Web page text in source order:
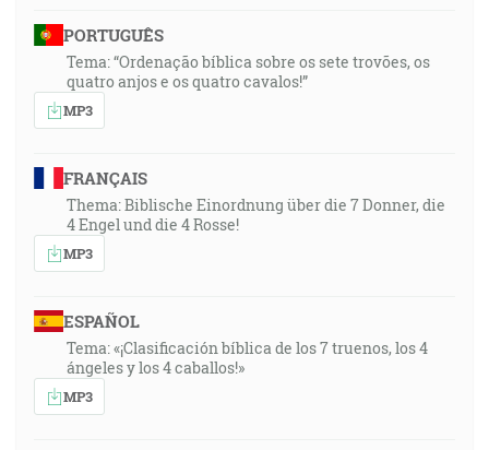
PORTUGUÊS
Tema: “Ordenação bíblica sobre os sete trovões, os
quatro anjos e os quatro cavalos!”
MP3
FRANÇAIS
Thema: Biblische Einordnung über die 7 Donner, die
4 Engel und die 4 Rosse!
MP3
ESPAÑOL
Tema: «¡Clasificación bíblica de los 7 truenos, los 4
ángeles y los 4 caballos!»
MP3